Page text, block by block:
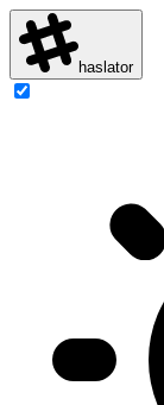
haslator